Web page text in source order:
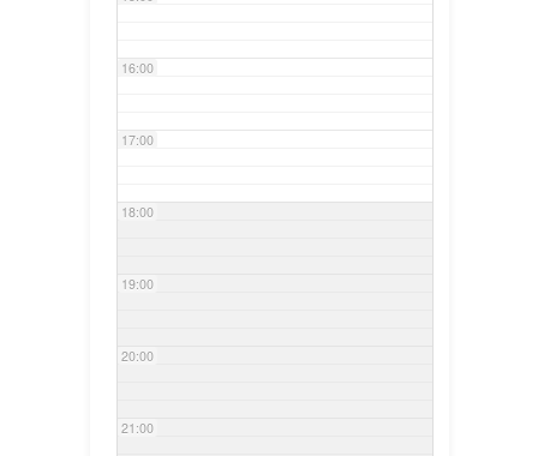
16:00
17:00
18:00
19:00
20:00
21:00